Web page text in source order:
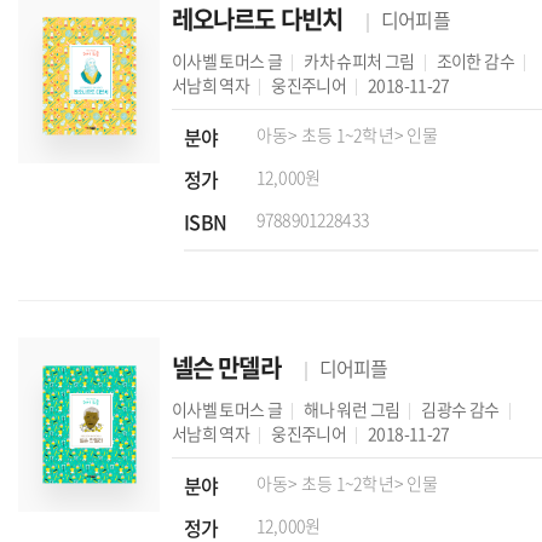
레오나르도 다빈치 디어피플
이사벨 토머스 글 카차 슈피처 그림 조이한감수
서남희 역자 웅진주니어 2018-11-27
분야 아동> 초등 1~2학년> 인물
정가 12,000원
ISBN 9788901228433
넬슨 만델라 디어피플
이사벨 토머스 글 해나 워런 그림 김광수 감수
서남희 역자 웅진주니어 2018-11-27
분야 아동> 초등 1~2학년> 인물
정가 12,000원